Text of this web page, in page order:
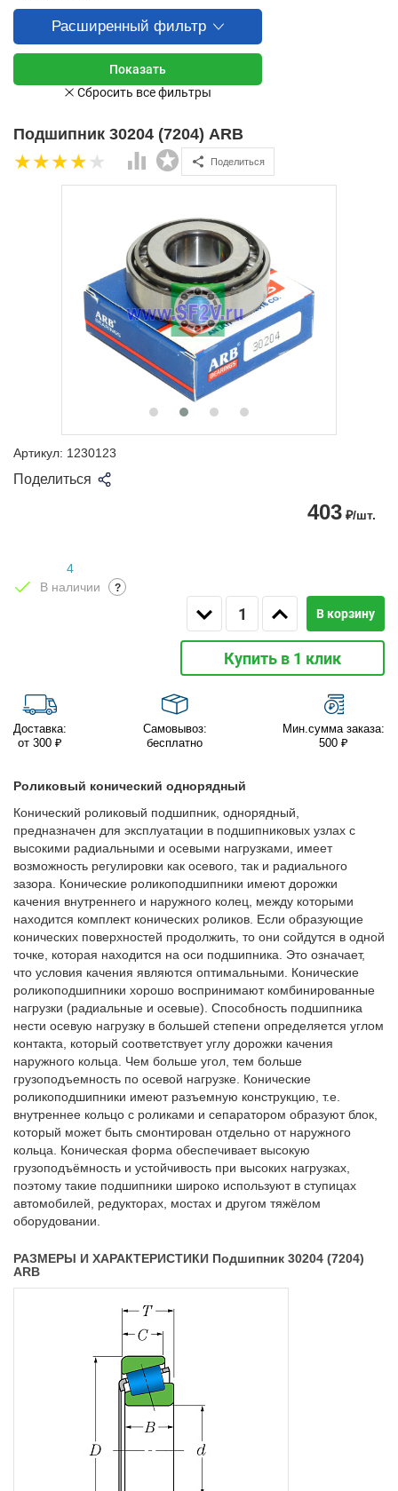
Расширенный фильтр
Подшипник 30204 (7204) ARB
Поделиться
Артикул: 1230123
Поделиться
403 ₽/шт.
4
В наличии
?
В корзину
Купить в 1 клик
Доставка:
от 300 ₽
Самовывоз:
бесплатно
Мин.сумма заказа:
500 ₽
Роликовый конический однорядный
Конический роликовый подшипник, однорядный,
предназначен для эксплуатации в подшипниковых узлах с
высокими радиальными и осевыми нагрузками, имеет
возможность регулировки как осевого, так и радиального
зазора. Конические роликоподшипники имеют дорожки
качения внутреннего и наружного колец, между которыми
находится комплект конических роликов. Если образующие
конических поверхностей продолжить, то они сойдутся в одной
точке, которая находится на оси подшипника. Это означает,
что условия качения являются оптимальными. Конические
роликоподшипники хорошо воспринимают комбинированные
нагрузки (радиальные и осевые). Способность подшипника
нести осевую нагрузку в большей степени определяется углом
контакта, который соответствует углу дорожки качения
наружного кольца. Чем больше угол, тем больше
грузоподъемность по осевой нагрузке. Конические
роликоподшипники имеют разъемную конструкцию, т.е.
внутреннее кольцо с роликами и сепаратором образуют блок,
который может быть смонтирован отдельно от наружного
кольца. Коническая форма обеспечивает высокую
грузоподъёмность и устойчивость при высоких нагрузках,
поэтому такие подшипники широко используют в ступицах
автомобилей, редукторах, мостах и другом тяжёлом
оборудовании.
РАЗМЕРЫ И ХАРАКТЕРИСТИКИ Подшипник 30204 (7204)
ARB